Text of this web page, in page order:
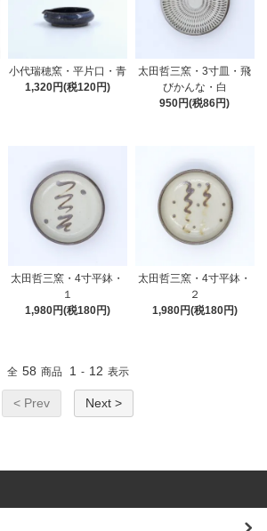
小代瑞穂窯・平片口・青
1,320円(税120円)
太田哲三窯・3寸皿・飛
びかんな・白
950円(税86円)
太田哲三窯・4寸平鉢・
１
1,980円(税180円)
太田哲三窯・4寸平鉢・
２
1,980円(税180円)
全 58 商品 1 - 12 表示
< Prev Next >